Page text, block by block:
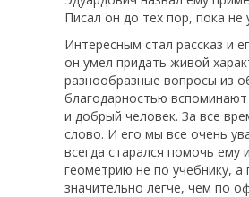
Писал он до тех пор, пока
Интересным стал рассказ и
он умел придать живой
разнообразные вопросы из
благодарностью
и добрый человек. За все
слово. И его мы все очень
всегда старался помочь
геометрию не по учебнику,
значительно легче, чем по